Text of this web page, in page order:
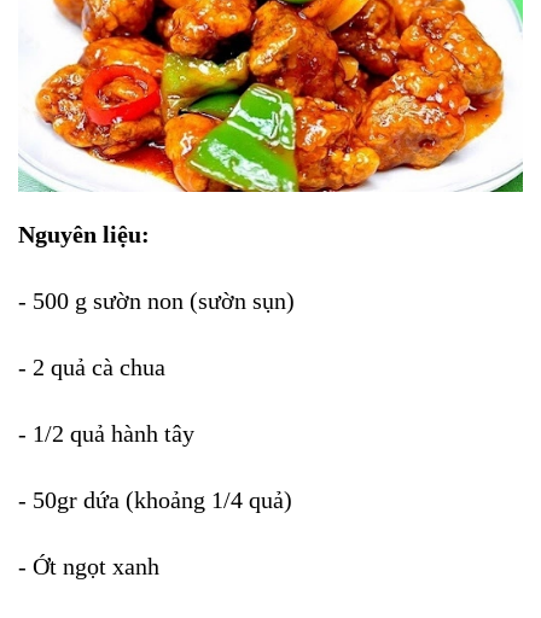
Nguyên liệu:
- 500 g sườn non (sườn sụn)
- 2 quả cà chua
- 1/2 quả hành tây
- 50gr dứa (khoảng 1/4 quả)
- Ớt ngọt xanh